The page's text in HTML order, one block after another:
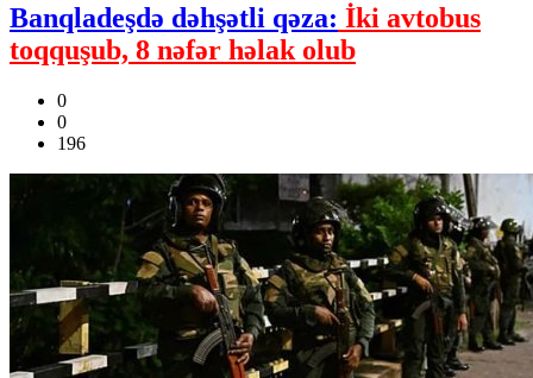
Banqladeşdə dəhşətli qəza: İki avtobus
toqquşub, 8 nəfər həlak olub
0
0
196